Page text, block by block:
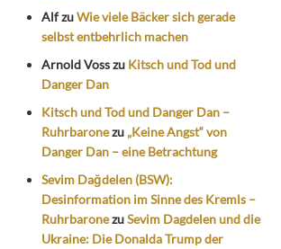
AlfzuWie viele Bäcker sich gerade
selbst entbehrlich machen
Arnold Vosszu Kitsch und Tod und
Danger Dan
Kitsch und Tod und Danger Dan –
Ruhrbaronezu „Keine Angst“ von
Danger Dan – eine Betrachtung
Sevim Dağdelen (BSW):
Desinformation im Sinne des Kremls –
RuhrbaronezuSevim Dagdelen und die
Ukraine: Die Donalda Trump der